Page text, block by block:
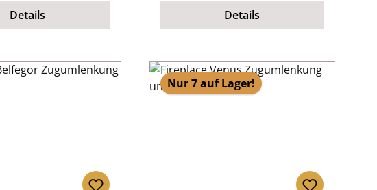
Details Details
Nur 7 auf Lager!